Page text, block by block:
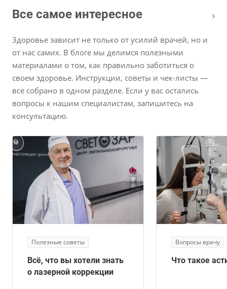
Все самое интересное
Здоровье зависит не только от усилий врачей, но и
от нас самих. В блоге мы делимся полезными
материалами о том, как правильно заботиться о
своем здоровье. Инструкции, советы и чек-листы —
все собрано в одном разделе. Если у вас остались
вопросы к нашим специалистам, запишитесь на
консультацию.
Полезные советы
Всё, что вы хотели знать
о лазерной коррекции
Вопросы врачу
Что такое